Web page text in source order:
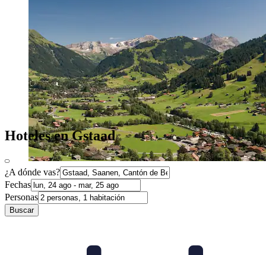
Hoteles en Gstaad
¿A dónde vas?
Fechas
Personas
Buscar